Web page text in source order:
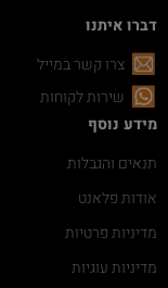
דברו איתנו
צרו קשר במייל
שירות לקוחות
מידע נוסף
תנאים והגבלות
אודות פלאנט
מדיניות פרטיות
מדיניות עוגיות